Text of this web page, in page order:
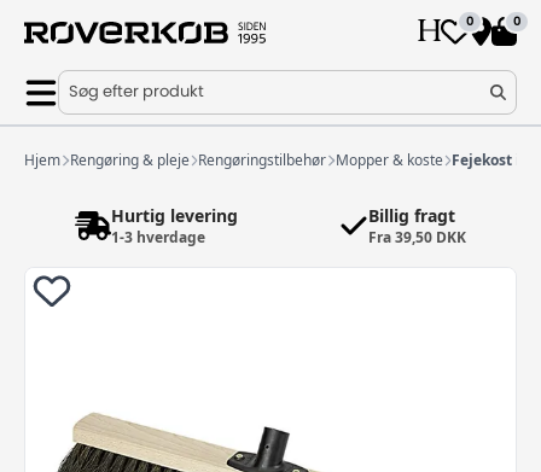
0 0
Søg efter produkt
Hjem Rengøring & pleje Rengøringstilbehør Mopper & koste Fejekost
Hurtig levering
1-3 hverdage
Billig fragt
Fra 39,50 DKK